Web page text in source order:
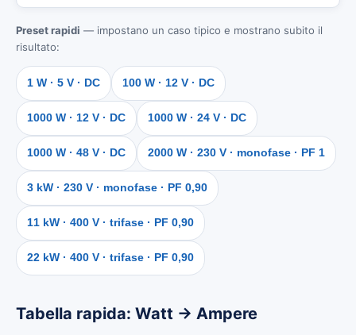
Preset rapidi — impostano un caso tipico e mostrano subito il
risultato:
1 W · 5 V · DC 100 W · 12 V · DC
1000 W · 12 V · DC 1000 W · 24 V · DC
1000 W · 48 V · DC 2000 W · 230 V · monofase · PF 1
3 kW · 230 V · monofase · PF 0,90
11 kW · 400 V · trifase · PF 0,90
22 kW · 400 V · trifase · PF 0,90
Tabella rapida: Watt → Ampere